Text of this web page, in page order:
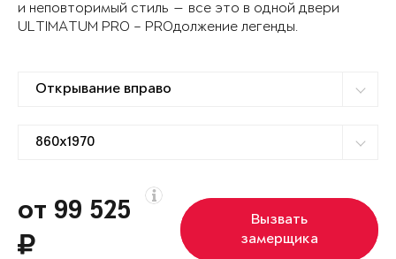
и неповторимый стиль — все это в одной двери
ULTIMATUM PRO – PROдолжение легенды.
от 99 525
Вызвать
замерщика